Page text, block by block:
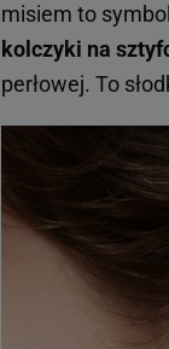
misiem to
kolczyki na
perłowej. To